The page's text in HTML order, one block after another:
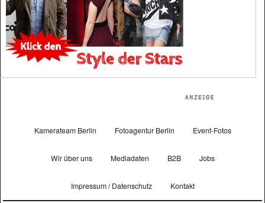
Kamerateam Berlin Fotoagentur Berlin Event-Fotos
Wir über uns Mediadaten B2B Jobs
Impressum / Datenschutz Kontakt